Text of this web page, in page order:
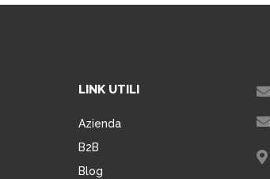
LINK UTILI
Azienda
B2B
Blog